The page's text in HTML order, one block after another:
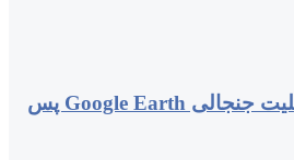
غیر فعال شد: قابلیت جنجالی Google Earth پس